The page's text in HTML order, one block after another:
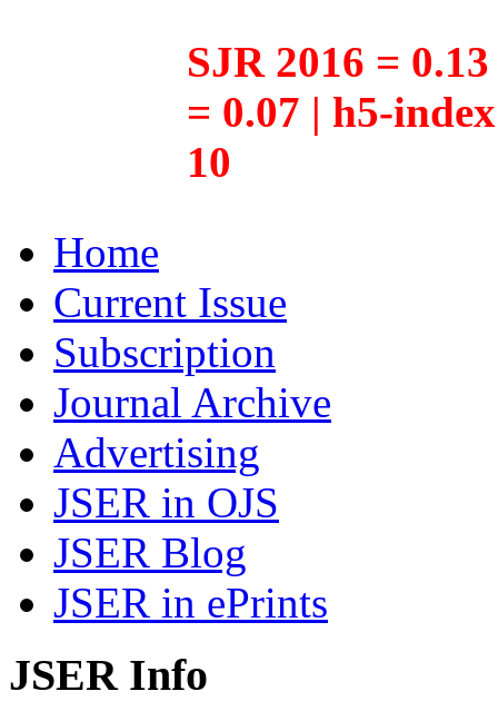
SJR 2016 =
= 0.07 | h5-
10
Home
Current Issue
Subscription
Journal Archive
Advertising
JSER in OJS
JSER Blog
JSER in ePrints
JSER Info